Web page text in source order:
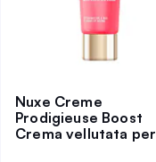
Nuxe Creme
Prodigieuse Boost
Crema vellutata per